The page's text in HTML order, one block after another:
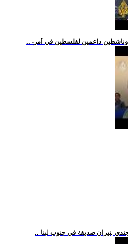
وناشطين داعمين لفلسطين في أمر
جندي بنيران صديقة في جنوب لبنا